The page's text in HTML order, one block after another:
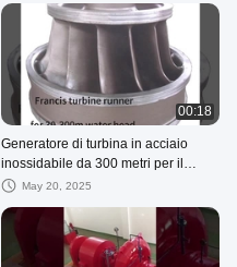
00:18
Generatore di turbina in acciaio
inossidabile da 300 metri per il
progetto idroelettrico
May 20, 2025